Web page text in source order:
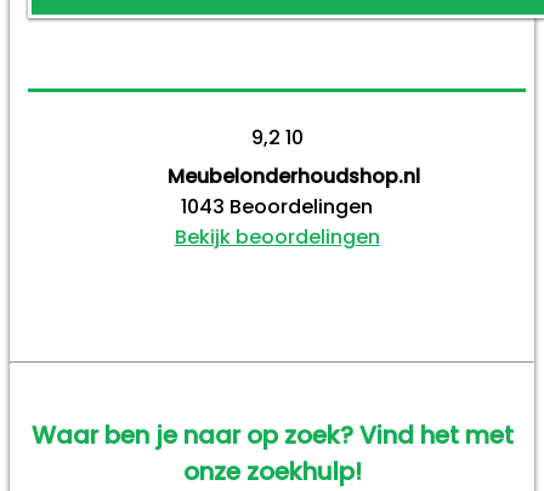
9,2 10
Meubelonderhoudshop.nl
1043 Beoordelingen
Bekijk beoordelingen
Waar ben je naar op zoek? Vind het met
onze zoekhulp!